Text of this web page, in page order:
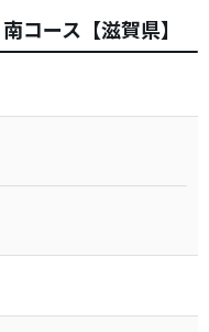
コース【滋賀県】